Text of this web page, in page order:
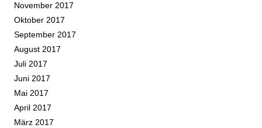
November 2017
Oktober 2017
September 2017
August 2017
Juli 2017
Juni 2017
Mai 2017
April 2017
März 2017